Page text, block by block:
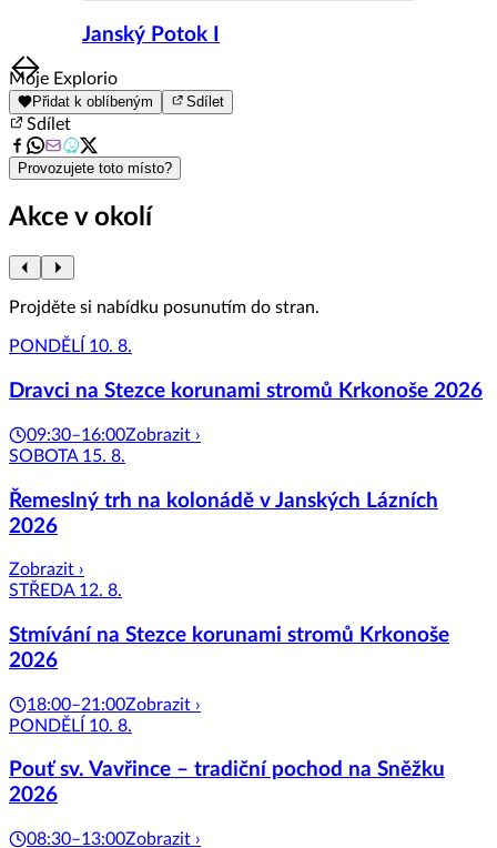
Janský Potok I
Item
1
of
8
Moje Explorio
Přidat k oblíbeným Sdílet
Sdílet
Provozujete toto místo?
Akce v okolí
Projděte si nabídku posunutím do stran.
PONDĚLÍ 10. 8.
Dravci na Stezce korunami stromů Krkonoše 2026
09:30–16:00Zobrazit ›
SOBOTA 15. 8.
Řemeslný trh na kolonádě v Janských Lázních
2026
Zobrazit ›
STŘEDA 12. 8.
Stmívání na Stezce korunami stromů Krkonoše
2026
18:00–21:00Zobrazit ›
PONDĚLÍ 10. 8.
Pouť sv. Vavřince – tradiční pochod na Sněžku
2026
08:30–13:00Zobrazit ›